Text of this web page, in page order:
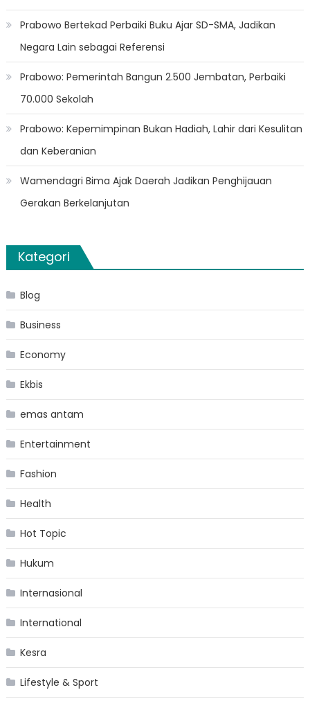
Prabowo Bertekad Perbaiki Buku Ajar SD-SMA, Jadikan
Negara Lain sebagai Referensi
Prabowo: Pemerintah Bangun 2.500 Jembatan, Perbaiki
70.000 Sekolah
Prabowo: Kepemimpinan Bukan Hadiah, Lahir dari Kesulitan
dan Keberanian
Wamendagri Bima Ajak Daerah Jadikan Penghijauan
Gerakan Berkelanjutan
Kategori
Blog
Business
Economy
Ekbis
emas antam
Entertainment
Fashion
Health
Hot Topic
Hukum
Internasional
International
Kesra
Lifestyle & Sport